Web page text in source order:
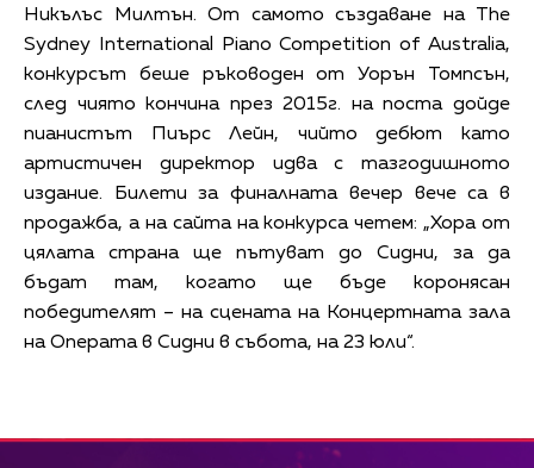
Никълъс Милтън. От самото създаване на The
Sydney International Piano Competition of Australia,
конкурсът беше ръководен от Уорън Томпсън,
след чиято кончина през 2015г. на поста дойде
пианистът Пиърс Лейн, чийто дебют като
артистичен директор идва с тазгодишното
издание. Билети за финалната вечер вече са в
продажба, а на сайта на конкурса четем: „Хора от
цялата страна ще пътуват до Сидни, за да
бъдат там, когато ще бъде коронясан
победителят – на сцената на Концертната зала
на Операта в Сидни в събота, на 23 юли“.